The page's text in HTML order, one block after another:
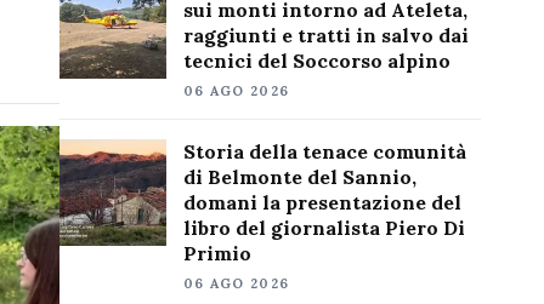
sui monti intorno ad Ateleta,
raggiunti e tratti in salvo dai
tecnici del Soccorso alpino
06 AGO 2026
Storia della tenace comunità
di Belmonte del Sannio,
domani la presentazione del
libro del giornalista Piero Di
Primio
06 AGO 2026